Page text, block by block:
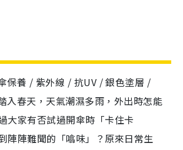
保養 / 紫外線 / 抗UV / 銀色塗層 /
入春天，天氣潮濕多雨，外出時怎能
大家有否試過開傘時「卡住卡
陣陣難聞的「噏味」？原來日常生